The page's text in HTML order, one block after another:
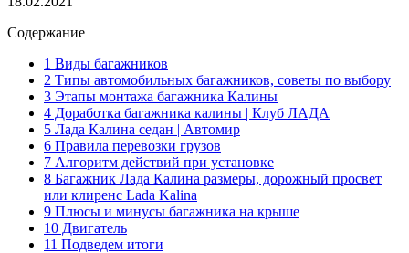
Содержание
1 Виды багажников
2 Типы автомобильных багажников, советы по выбору
3 Этапы монтажа багажника Калины
4 Доработка багажника калины | Клуб ЛАДА
5 Лада Калина седан | Автомир
6 Правила перевозки грузов
7 Алгоритм действий при установке
8 Багажник Лада Калина размеры, дорожный просвет
или клиренс Lada Kalina
9 Плюсы и минусы багажника на крыше
10 Двигатель
11 Подведем итоги